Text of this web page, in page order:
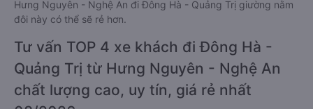
Giá véxe giường nằm đôi đi Đông Hà - Quảng Trị từ Hưng
Nguyên - Nghệ Anrẻ nhất là 500000VND của hãng xe Tân
Kim Chi. Tùy thuộc vào chương trình khuyến mãi, giá vé Xe
Hưng Nguyên - Nghệ An đi Đông Hà - Quảng Trị giường nằm
đôi này có thể sẽ rẻ hơn.
Tư vấn TOP 4 xe khách đi Đông Hà -